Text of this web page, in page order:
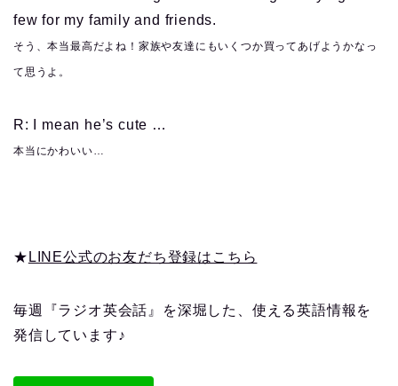
few for my family and friends.
そう、本当最高だよね！家族や友達にもいくつか買ってあげようかなっ
て思うよ。
R: I mean he’s cute …
本当にかわいい…
★ LINE公式のお友だち登録はこちら
毎週『ラジオ英会話』を深堀した、使える英語情報を
発信しています♪